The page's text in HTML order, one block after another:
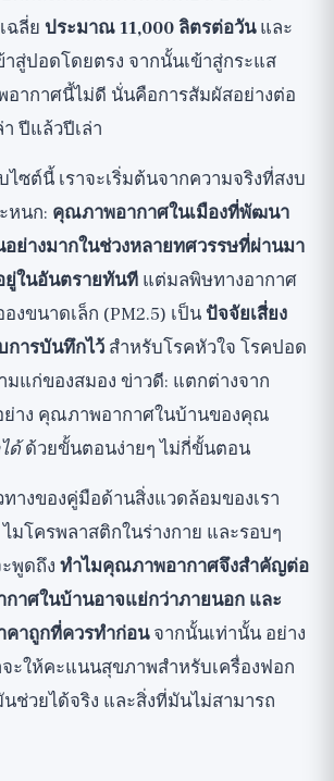
รอง HEPA จริง: มีประสิทธิภาพสูงสุด
าค
มันต์: สำหรับก๊าซและกลิ่น ไม่ใช่สำหรับ
องฟอกอากาศไม่สามารถแก้ไขได้ (สำคัญ)
ละใช้งานเครื่องฟอกอากาศอย่างถูก
ษ อย่างตรงไปตรงมา: เมื่อใดที่เครื่อง
ำคัญจริงๆ
งที่ตรงไปตรงมา
ฉลี่ย ประมาณ 11,000 ลิตรต่อวันและ
สู่ปอดโดยตรง จากนั้นเข้าสู่กระแส
ากาศนี้ไม่ดี นั่นคือการสัมผัสอย่างต่อ
ปีแล้วปีเล่า
ไซต์นี้ เราจะเริ่มต้นจากความจริงที่สงบ
หนก: คุณภาพอากาศในเมืองที่พัฒนา
ย่างมากในช่วงหลายทศวรรษที่ผ่านมา
ในอันตรายทันที แต่มลพิษทางอากาศ
งขนาดเล็ก (PM2.5) เป็นปัจจัยเสี่ยง
การบันทึกไว้ สำหรับโรคหัวใจ โรคปอด
มแก่ของสมอง ข่าวดี: แตกต่างจาก
ย่าง คุณภาพอากาศในบ้านของคุณ
ด้ด้วยขั้นตอนง่ายๆ ไม่กี่ขั้นตอน
างของคู่มือด้านสิ่งแวดล้อมของเรา
ไมโครพลาสติกในร่างกาย และรอบๆ
พูดถึง ทำไมคุณภาพอากาศจึงสำคัญต่อ
กาศในบ้านอาจแย่กว่าภายนอก และ
คาถูกที่ควรทำก่อนจากนั้นเท่านั้น อย่าง
จะให้คะแนนสุขภาพสำหรับเครื่องฟอก
ช่วยได้จริง และสิ่งที่มันไม่สามารถ